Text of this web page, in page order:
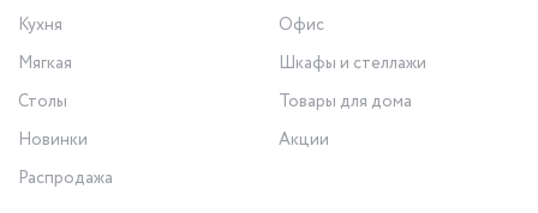
Кухня
Офис
Мягкая
Шкафы и стеллажи
Столы
Товары для дома
Новинки
Акции
Распродажа